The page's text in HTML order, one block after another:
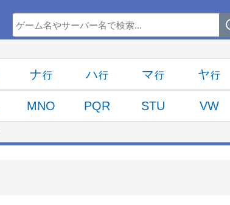
ナ ハ マ ヤ
MNO PQR STU VW